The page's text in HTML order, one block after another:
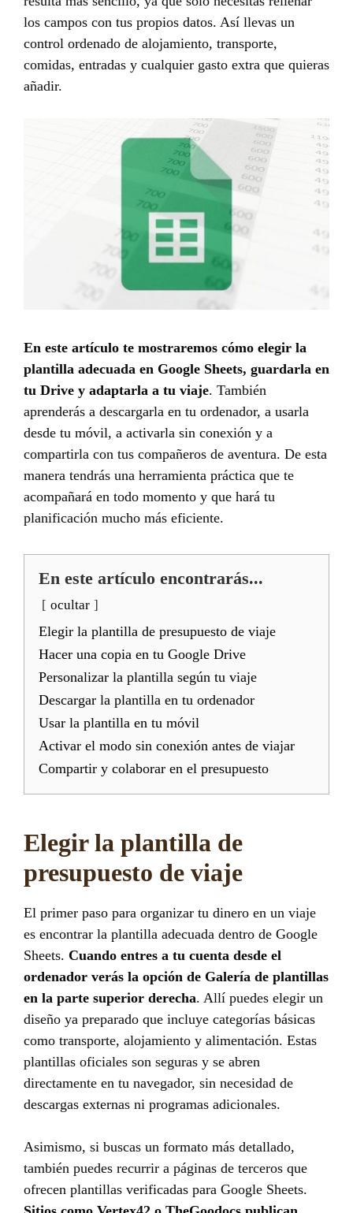
los campos con tus propios datos. Así llevas un
control ordenado de alojamiento, transporte,
comidas, entradas y cualquier gasto extra que quieras
añadir.
En este artículo te mostraremos cómo elegir la
plantilla adecuada en Google Sheets, guardarla en
tu Drive y adaptarla a tu viaje. También
aprenderás a descargarla en tu ordenador, a usarla
desde tu móvil, a activarla sin conexión y a
compartirla con tus compañeros de aventura. De esta
manera tendrás una herramienta práctica que te
acompañará en todo momento y que hará tu
planificación mucho más eficiente.
En este artículo encontrarás...
ocultar
Elegir la plantilla de presupuesto de viaje
Hacer una copia en tu Google Drive
Personalizar la plantilla según tu viaje
Descargar la plantilla en tu ordenador
Usar la plantilla en tu móvil
Activar el modo sin conexión antes de viajar
Compartir y colaborar en el presupuesto
Elegir la plantilla de
presupuesto de viaje
El primer paso para organizar tu dinero en un viaje
es encontrar la plantilla adecuada dentro de Google
Sheets. Cuando entres a tu cuenta desde el
ordenador verás la opción de Galería de plantillas
en la parte superior derecha. Allí puedes elegir un
diseño ya preparado que incluye categorías básicas
como transporte, alojamiento y alimentación. Estas
plantillas oficiales son seguras y se abren
directamente en tu navegador, sin necesidad de
descargas externas ni programas adicionales.
Asimismo, si buscas un formato más detallado,
también puedes recurrir a páginas de terceros que
ofrecen plantillas verificadas para Google Sheets.